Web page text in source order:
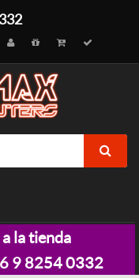
la tienda
9 8254 0332